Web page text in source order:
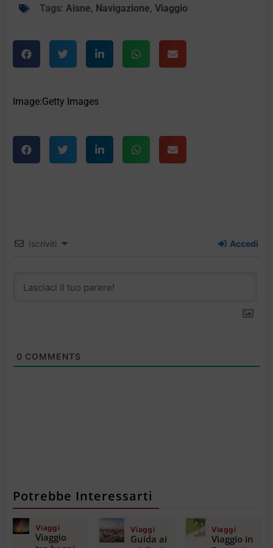
Tags: Aisne, Navigazione,Viaggio
Image:Getty Images
Iscriviti Accedi
0 COMMENTS
Potrebbe Interessarti
Viaggi
Viaggio
Viaggi
Guida ai
Viaggi
Viaggio in